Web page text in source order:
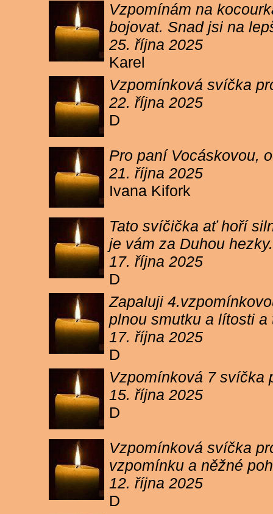
Vzpomínám na
bojovat. Snad jsi na
25. října 2025
Karel
Vzpomínková svíčka
22. října 2025
D
Pro paní Vocáskovou,
21. října 2025
Ivana Kifork
Tato svíčička ať hoří
je vám za Duhou
17. října 2025
D
Zapaluji
plnou smutku a lítosti
17. října 2025
D
Vzpomínková 7 svíčka
15. října 2025
D
Vzpomínková svíčka
vzpomínku a něžné
12. října 2025
D